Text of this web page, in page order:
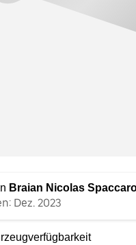
Braian Nicolas
Dez. 2023